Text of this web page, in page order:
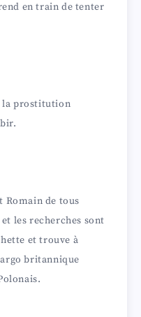
en train de tenter
la prostitution
de tous
les recherches sont
et trouve à
britannique